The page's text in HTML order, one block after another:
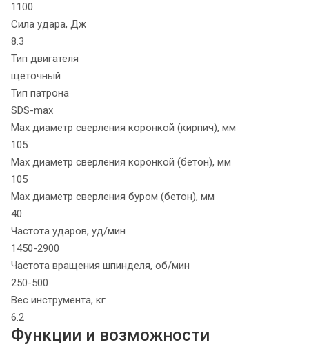
1100
Сила удара, Дж
8.3
Тип двигателя
щеточный
Тип патрона
SDS-max
Max диаметр сверления коронкой (кирпич), мм
105
Max диаметр сверления коронкой (бетон), мм
105
Max диаметр сверления буром (бетон), мм
40
Частота ударов, уд/мин
1450-2900
Частота вращения шпинделя, об/мин
250-500
Вес инструмента, кг
6.2
Функции и возможности